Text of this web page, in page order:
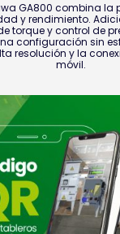
GA800 combina
y rendimiento.
torque y control de
configuración sin
resolución y la
móvil.